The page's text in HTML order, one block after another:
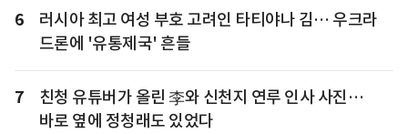
6
러시아 최고 여성 부호 고려인 타티야나 김… 우크라
드론에 '유통제국' 흔들
7
친청 유튜버가 올린 李와 신천지 연루 인사 사진…
바로 옆에 정청래도 있었다